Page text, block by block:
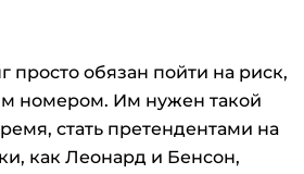
обязан пойти на риск,
номером. Им нужен такой
стать претендентами на
как Леонард и Бенсон,